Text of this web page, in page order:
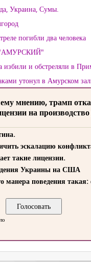
Украина, Сумы.
погибли два человека
избили и обстреляли в
утонул в Амурском
мнению, трамп
на производство
эскалацию
такие лицензии.
Украины на США
манера поведения